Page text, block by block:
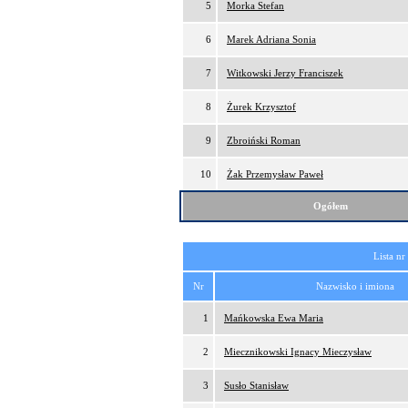
5 Morka Stefan
6 Marek Adriana Sonia
7 Witkowski Jerzy Franciszek
8 Żurek Krzysztof
9 Zbroiński Roman
10 Żak Przemysław Paweł
Ogółem
Lista
Nr Nazwisko i imiona
1 Mańkowska Ewa Maria
2 Miecznikowski Ignacy Mieczysław
3 Susło Stanisław